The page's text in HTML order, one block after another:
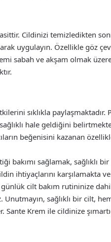
Cildinizi temizledikten
uygulayın. Özellikle göz
sabah ve akşam olmak
sıklıkla
hale geldiğini
beğenisini kazanan
bakımı sağlamak, sağlıklı
ihtiyaçlarını karşılamakta
cilt bakım rutininize
sağlıklı bir cilt,
Krem ile cildinize